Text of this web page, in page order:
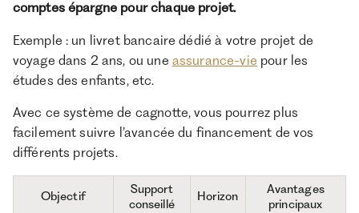
comptes épargne pour chaque projet.
Exemple : un livret bancaire dédié à votre projet de
voyage dans 2 ans, ou une assurance-vie pour les
études des enfants, etc.
Avec ce système de cagnotte, vous pourrez plus
facilement suivre l’avancée du financement de vos
différents projets.
Objectif
Support
conseillé
Horizon
Avantages
principaux